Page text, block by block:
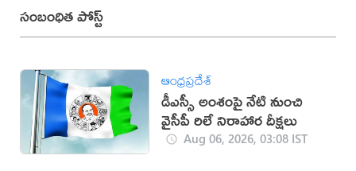
సంబంధిత పోస్ట్
ఆంధ్రప్రదేశ్
డీఎస్సీ అంశంపై నేటి నుంచి
వైసీపీ రిలే నిరాహార దీక్షలు
Aug 06, 2026, 03:08 IST